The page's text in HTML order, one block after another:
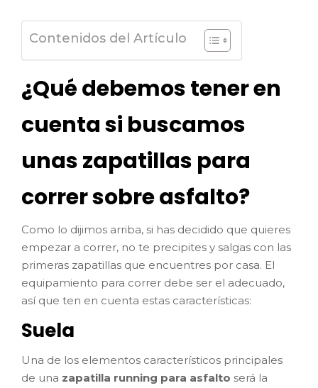
Contenidos del Artículo
¿Qué debemos tener en
cuenta si buscamos
unas zapatillas para
correr sobre asfalto?
Como lo dijimos arriba, si has decidido que quieres
empezar a correr, no te precipites y salgas con las
primeras zapatillas que encuentres por casa. El
equipamiento para correr debe ser el adecuado,
así que ten en cuenta estas características:
Suela
Una de los elementos característicos principales
de una zapatilla running para asfalto será la